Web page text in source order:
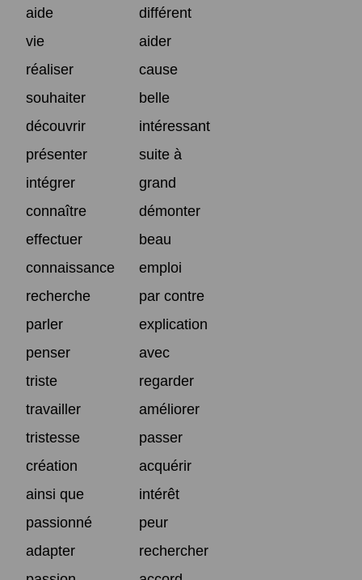
aide
différent
vie
aider
réaliser
cause
souhaiter
belle
découvrir
intéressant
présenter
suite à
intégrer
grand
connaître
démonter
effectuer
beau
connaissance
emploi
recherche
par contre
parler
explication
penser
avec
triste
regarder
travailler
améliorer
tristesse
passer
création
acquérir
ainsi que
intérêt
passionné
peur
adapter
rechercher